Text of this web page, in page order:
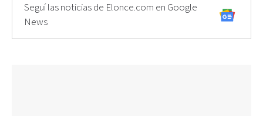
Seguí las noticias de Elonce.com en Google
News